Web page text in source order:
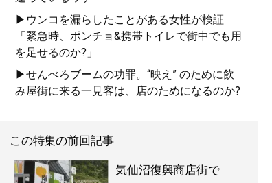
▶ウンコを漏らしたことがある女性が検証
「緊急時、ポンチョ&携帯トイレで街中でも用
を足せるのか?」
▶せんべろブームの功罪。“映え” のために飲
み屋街に来る一見客は、店のためになるのか?
この特集の前回記事
気仙沼復興商店街で